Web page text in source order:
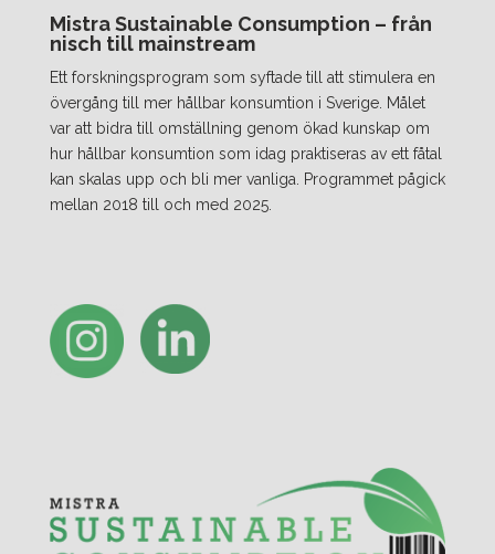
Mistra Sustainable Consumption – från
nisch till mainstream
Ett forskningsprogram som syftade till att stimulera en
övergång till mer hållbar konsumtion i Sverige. Målet
var att bidra till omställning genom ökad kunskap om
hur hållbar konsumtion som idag praktiseras av ett fåtal
kan skalas upp och bli mer vanliga. Programmet pågick
mellan 2018 till och med 2025.